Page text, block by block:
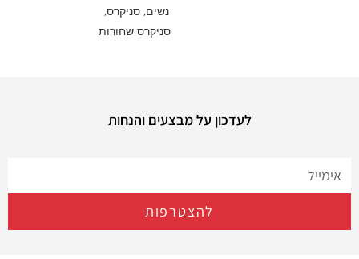
נשים,סניקרס,
סניקרס שחורות
לעדכון על מבצעים והנחות
להצטרפות